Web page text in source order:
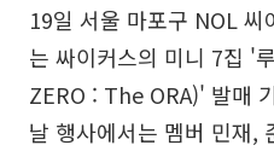
19일 서울 마포구 NOL 씨
는 싸이커스의 미니 7집 '
ZERO : The ORA)' 발매
날 행사에서는 멤버 민재,